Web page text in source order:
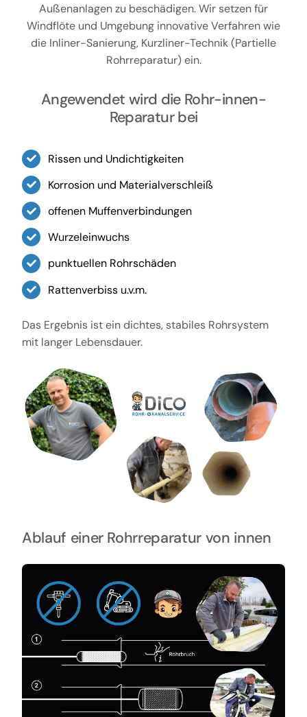
Außenanlagen zu beschädigen. Wir setzen für
Windflöte und Umgebung innovative Verfahren wie
die Inliner-Sanierung, Kurzliner-Technik (Partielle
Rohrreparatur) ein.
Angewendet wird die Rohr-innen-
Reparatur bei
Rissen und Undichtigkeiten
Korrosion und Materialverschleiß
offenen Muffenverbindungen
Wurzeleinwuchs
punktuellen Rohrschäden
Rattenverbiss u.v.m.
Das Ergebnis ist ein dichtes, stabiles Rohrsystem
mit langer Lebensdauer.
Ablauf einer Rohrreparatur von innen